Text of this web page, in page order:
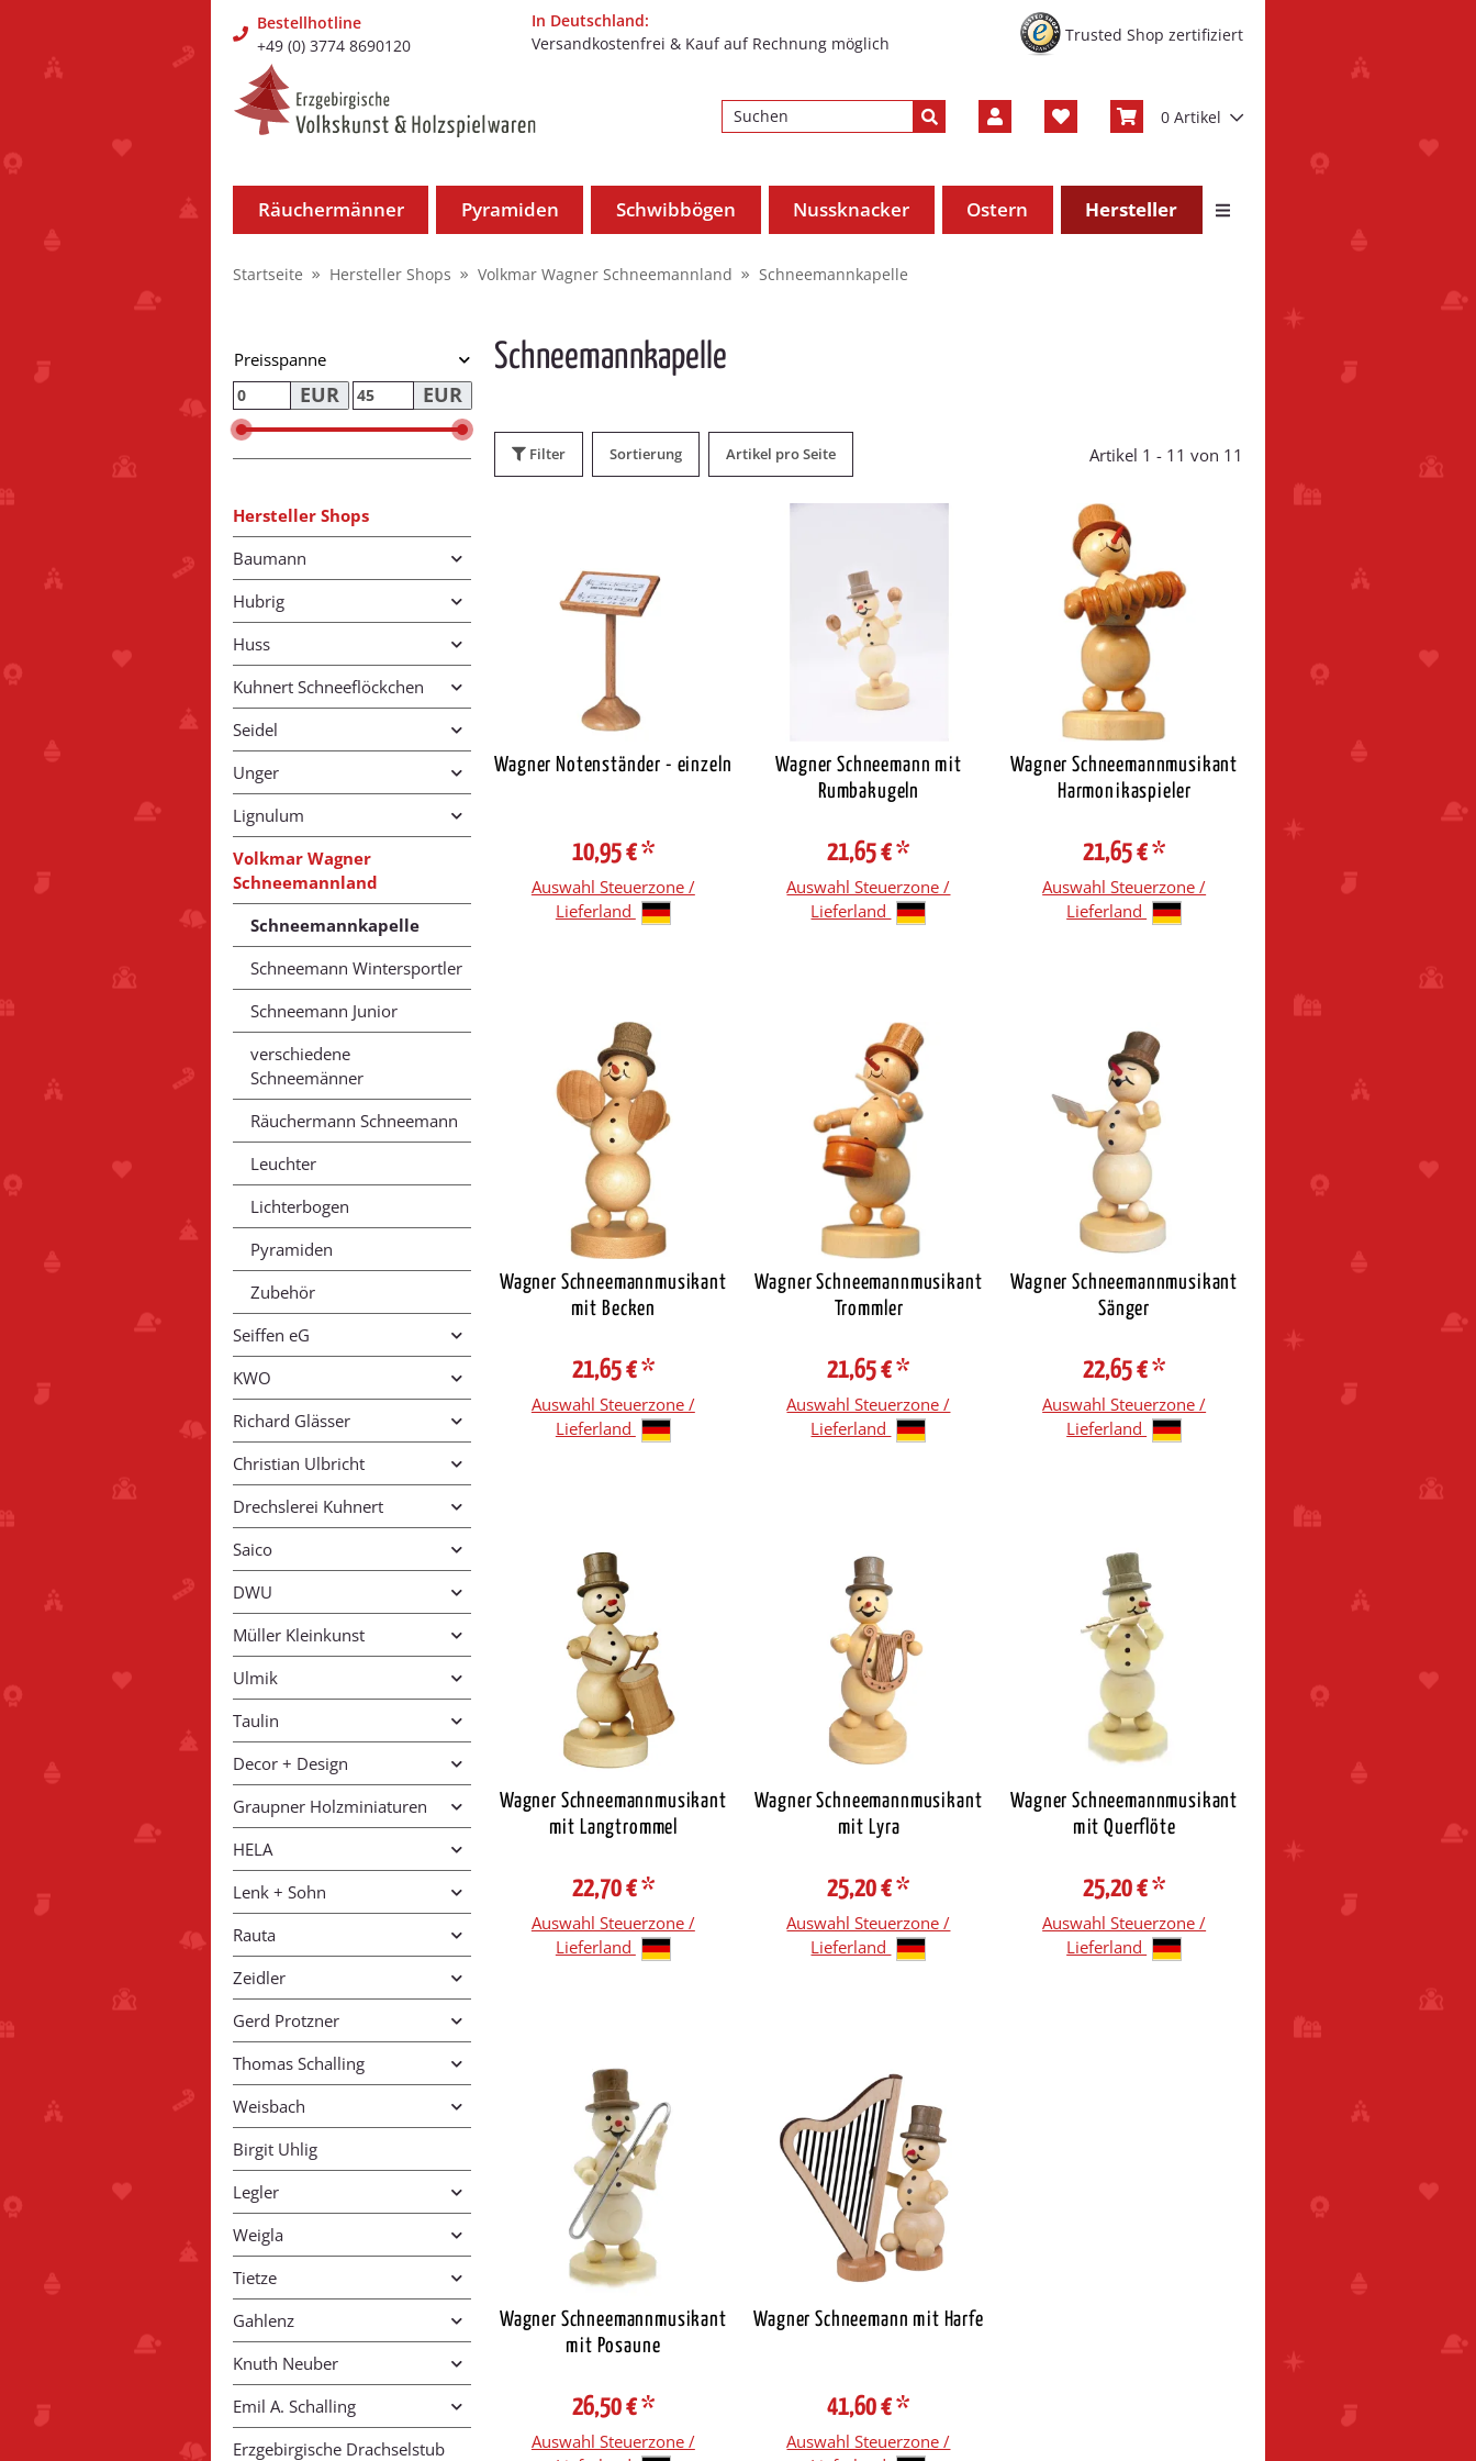
Bestellhotline
+49 (0) 3774 8690120
In Deutschland:
Versandkostenfrei & Kauf auf Rechnung möglich
Trusted Shop zertifiziert
0 Artikel
Räuchermänner Pyramiden Schwibbögen Nussknacker Ostern Hersteller
Startseite Hersteller Shops Volkmar Wagner Schneemannland Schneemannkapelle
Schneemannkapelle
Filter Sortierung Artikel pro Seite Artikel 1 - 11 von 11
Wagner Notenständer - einzeln
10,95 €*
Auswahl Steuerzone /
Lieferland
Wagner Schneemann mit
Rumbakugeln
21,65 €*
Auswahl Steuerzone /
Lieferland
Wagner Schneemannmusikant
Harmonikaspieler
21,65 €*
Auswahl Steuerzone /
Lieferland
Wagner Schneemannmusikant
mit Becken
21,65 €*
Auswahl Steuerzone /
Lieferland
Wagner Schneemannmusikant
Trommler
21,65 €*
Auswahl Steuerzone /
Lieferland
Wagner Schneemannmusikant
Sänger
22,65 €*
Auswahl Steuerzone /
Lieferland
Wagner Schneemannmusikant
mit Langtrommel
22,70 €*
Auswahl Steuerzone /
Lieferland
Wagner Schneemannmusikant
mit Lyra
25,20 €*
Auswahl Steuerzone /
Lieferland
Wagner Schneemannmusikant
mit Querflöte
25,20 €*
Auswahl Steuerzone /
Lieferland
Wagner Schneemannmusikant
mit Posaune
26,50 €*
Auswahl Steuerzone /
Wagner Schneemann mit Harfe
41,60 €*
Auswahl Steuerzone /
Preisspanne
EUR EUR
Hersteller Shops
Baumann
Hubrig
Huss
Kuhnert Schneeflöckchen
Seidel
Unger
Lignulum
Volkmar Wagner
Schneemannland
Schneemannkapelle
Schneemann Wintersportler
Schneemann Junior
verschiedene
Schneemänner
Räuchermann Schneemann
Leuchter
Lichterbogen
Pyramiden
Zubehör
Seiffen eG
KWO
Richard Glässer
Christian Ulbricht
Drechslerei Kuhnert
Saico
DWU
Müller Kleinkunst
Ulmik
Taulin
Decor + Design
Graupner Holzminiaturen
HELA
Lenk + Sohn
Rauta
Zeidler
Gerd Protzner
Thomas Schalling
Weisbach
Birgit Uhlig
Legler
Weigla
Tietze
Gahlenz
Knuth Neuber
Emil A. Schalling
Erzgebirgische Drachselstub